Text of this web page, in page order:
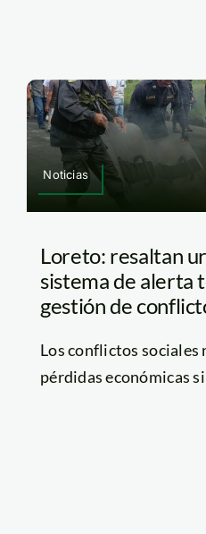
Noticias
Loreto: resaltan
sistema de alerta
gestión de
Los conflictos sociales
pérdidas económicas